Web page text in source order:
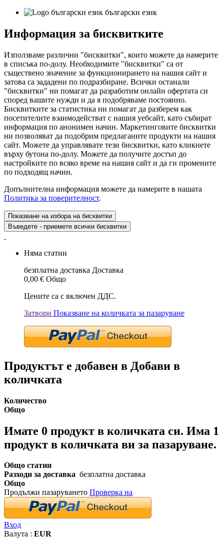
български език
Информация за бисквитките
Използваме различни "бисквитки", които можете да намерите
в списъка по-долу. Необходимите "бисквитки" са от
съществено значение за функционирането на нашия сайт и
затова са зададени по подразбиране. Всички останали
"бисквитки" ни помагат да разработим онлайн офертата си
според вашите нужди и да я подобряваме постоянно.
Бисквитките за статистика ни помагат да разберем как
посетителите взаимодействат с нашия уебсайт, като събират
информация по анонимен начин. Маркетинговите бисквитки
ни позволяват да подобрим предлаганите продукти на нашия
сайт. Можете да управлявате тези бисквитки, като кликнете
върху бутона по-долу. Можете да получите достъп до
настройките по всяко време на нашия сайт и да ги промените
по подходящ начин.
Допълнителна информация можете да намерите в нашата
Политика за поверителност.
Показване на избора на бисквитки
Въведете - приемете всички бисквитки
Няма статии
безплатна доставка Доставка
0,00 € Общо
Цените са с включен ДДС.
Затвори Показване на количката за пазаруване
Продуктът е добавен в Добави в
количката
Количество
Общо
Имате 0 продукт в количката си. Има 1
продукт в количката ви за пазаруване.
Общо статии
Разходи за доставка безплатна доставка
Общо
Продължи пазаруването Проверка на
Вход
Валута : EUR